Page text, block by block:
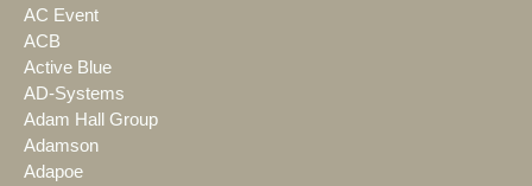
AC Event
ACB
Active Blue
AD-Systems
Adam Hall Group
Adamson
Adapoe